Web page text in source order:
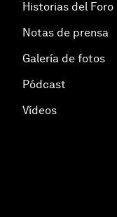
Historias del Foro
Notas de prensa
Galería de fotos
Pódcast
Vídeos